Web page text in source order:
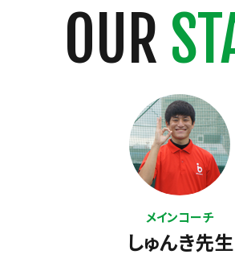
OUR
メインコーチ
しゅんき先生